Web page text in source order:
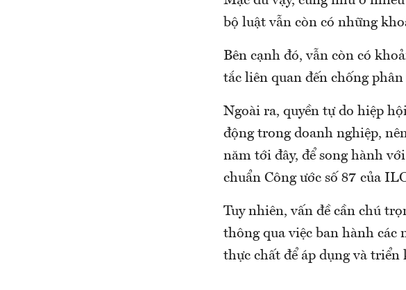
bộ luật vẫn còn có những
Bên cạnh đó, vẫn còn có
tắc liên quan đến chống
Ngoài ra, quyền tự do hiệp
động trong doanh nghiệp,
năm tới đây, để song hành
chuẩn Công ước số 87 của
Tuy nhiên, vấn đề cần chú
thông qua việc ban hành các
thực chất để áp dụng và triển